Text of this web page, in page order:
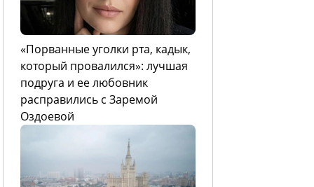
«Порванные уголки рта, кадык,
который провалился»: лучшая
подруга и ее любовник
расправились с Заремой
Оздоевой